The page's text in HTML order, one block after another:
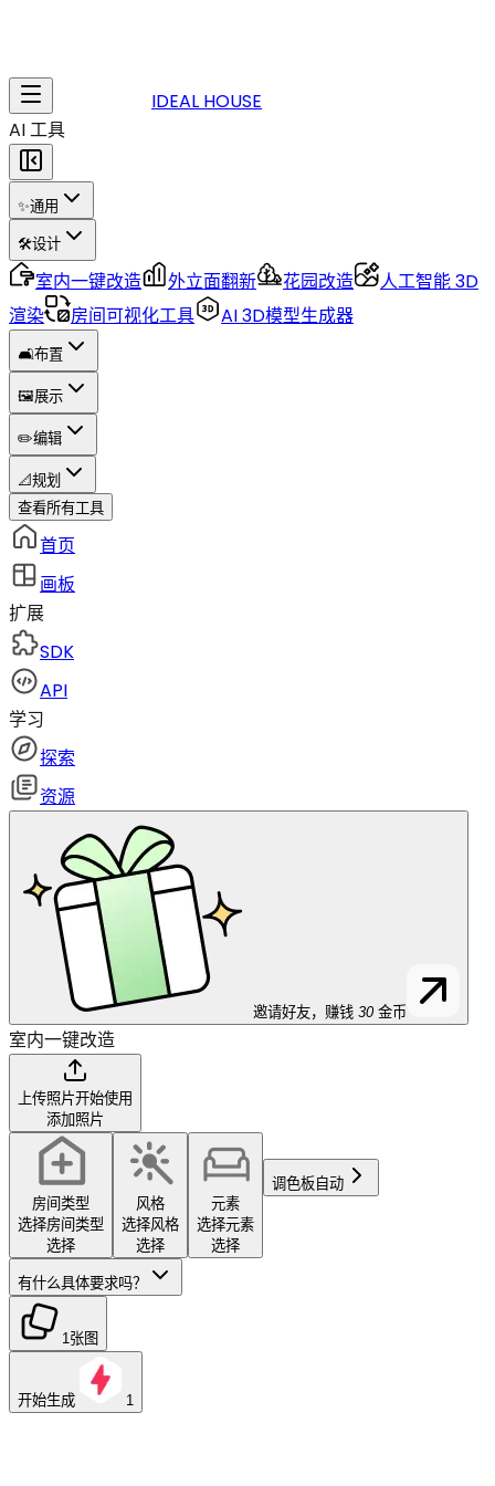
IDEAL HOUSE
AI 工具
✨通用
🛠️设计
室内一键改造 外立面翻新 花园改造
人工智能 3D
渲染
房间可视化工具 AI 3D模型生成器
🛋️布置
🖼️展示
✏️编辑
📐规划
查看所有工具
首页
画板
扩展
SDK
API
学习
探索
资源
邀请好友，赚钱 30 金币
室内一键改造
上传照片开始使用
添加照片
房间类型
选择房间类型
选择
风格
选择风格
选择
元素
选择元素
选择
调色板 自动
有什么具体要求吗？
1张图
开始生成 1